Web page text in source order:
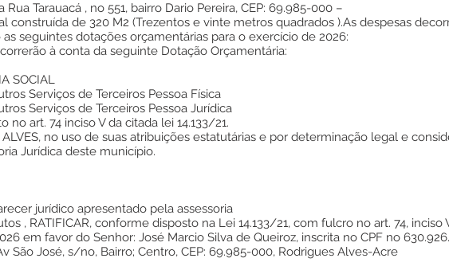
Tarauacá , no 551, bairro Dario Pereira, CEP: 69.985-000 –
construída de 320 M2 (Trezentos e vinte metros quadrados ).As despesas
seguintes dotações orçamentárias para o exercício de 2026:
à conta da seguinte Dotação Orçamentária:
SOCIAL
Serviços de Terceiros Pessoa Física
Serviços de Terceiros Pessoa Jurídica
art. 74 inciso V da citada lei 14.133/21.
ALVES, no uso de suas atribuições estatutárias e por determinação legal e
Jurídica deste município.
jurídico apresentado pela assessoria
, RATIFICAR, conforme disposto na Lei 14.133/21, com fulcro no art. 74, inciso
em favor do Senhor: José Marcio Silva de Queiroz, inscrita no CPF no
São José, s/no, Bairro; Centro, CEP: 69.985-000, Rodrigues Alves-Acre